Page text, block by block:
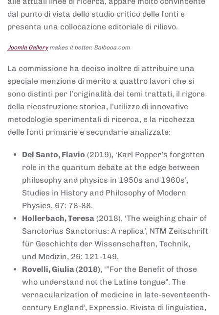
dal punto di vista dello studio critico delle fonti e
presenta una collocazione editoriale di rilievo.
Joomla Gallerymakes it better. Balbooa.com
La commissione ha deciso inoltre di attribuire una
speciale menzione di merito a quattro lavori che si
sono distinti per l’originalità dei temi trattati, il rigore
della ricostruzione storica, l’utilizzo di innovative
metodologie sperimentali di ricerca, e la ricchezza
delle fonti primarie e secondarie analizzate:
Del Santo, Flavio (2019), ‘Karl Popper’s forgotten
role in the quantum debate at the edge between
philosophy and physics in 1950s and 1960s’,
Studies in History and Philosophy of Modern
Physics, 67: 78-88.
Hollerbach, Teresa (2018), ‘The weighing chair of
Sanctorius Sanctorius: A replica’, NTM Zeitschrift
für Geschichte der Wissenschaften, Technik,
und Medizin, 26: 121-149.
Rovelli, Giulia (2018), ‘”For the Benefit of those
who understand not the Latine tongue”. The
vernacularization of medicine in late-seventeenth-
century England’, Expressio. Rivista di linguistica,